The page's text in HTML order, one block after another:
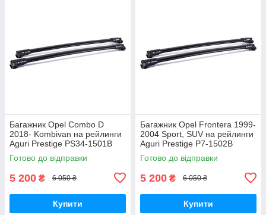
Багажник Opel Combo D
2018- Kombivan на рейлинги
Aguri Prestige PS34-1501B
Готово до відправки
5 200 ₴ 6 050 ₴
Купити
Багажник Opel Frontera 1999-
2004 Sport, SUV на рейлинги
Aguri Prestige P7-1502B
Готово до відправки
5 200 ₴ 6 050 ₴
Купити